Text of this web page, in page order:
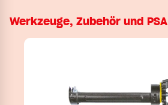
Werkzeuge, Zubehör und PSA